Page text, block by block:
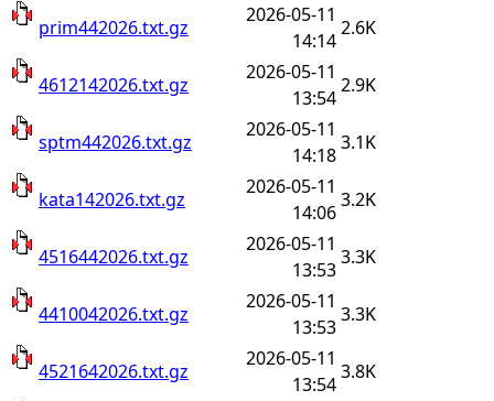
prim442026.txt.gz
2026-05-11
14:14
2.6K
4612142026.txt.gz
2026-05-11
13:54
2.9K
sptm442026.txt.gz
2026-05-11
14:18
3.1K
kata142026.txt.gz
2026-05-11
14:06
3.2K
4516442026.txt.gz
2026-05-11
13:53
3.3K
4410042026.txt.gz
2026-05-11
13:53
3.3K
4521642026.txt.gz
2026-05-11
13:54
3.8K